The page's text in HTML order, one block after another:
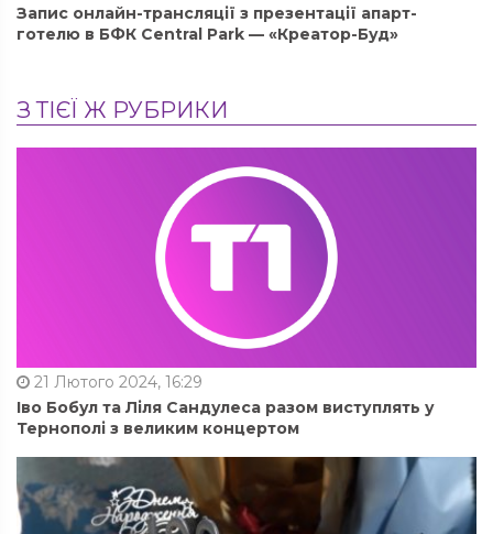
Запис онлайн-трансляції з презентації апарт-
готелю в БФК Central Park — «Креатор-Буд»
З ТІЄЇ Ж РУБРИКИ
21 Лютого 2024, 16:29
Іво Бобул та Ліля Сандулеса разом виступлять у
Тернополі з великим концертом